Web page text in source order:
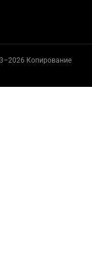
Копирование